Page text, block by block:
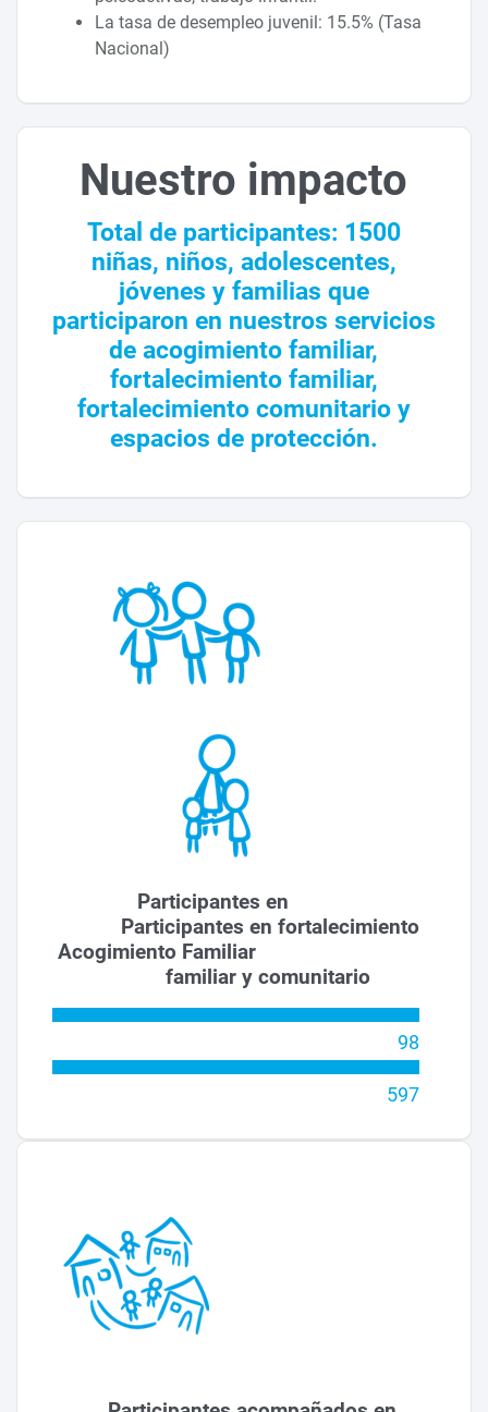
La tasa de desempleo juvenil: 15.5% (Tasa
Nacional)
Nuestro impacto
Total de participantes: 1500
niñas, niños, adolescentes,
jóvenes y familias que
participaron en nuestros servicios
de acogimiento familiar,
fortalecimiento familiar,
fortalecimiento comunitario y
espacios de protección.
Participantes en
Participantes en fortalecimiento
Acogimiento Familiar
familiar y comunitario
98
597